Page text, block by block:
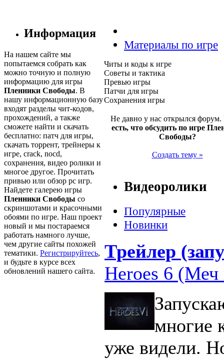
Информация
На нашем сайте мы
попытаемся собрать как
можно точную и полную
информацию для игры
Пленники Свободы. В
нашу информационную базу
входят разделы чит-кодов,
прохождений, а также
сможете найти и скачать
бесплатно: патч для игры,
скачать торрент, трейнеры к
игре, crack, nocd,
сохранения, видео ролики и
многое другое. Прочитать
привью или обзор pc игр.
Найдете галерею игры
Пленники Свободы со
скриншотами и красочными
обоями по игре. Наш проект
новый и мы постараемся
работать намного лучше,
чем другие сайты похожей
тематики. Регистрируйтесь,
и будьте в курсе всех
обновлений нашего сайта.
Материалы по игре
Читы и коды к игре
Советы и тактика
Превью игры
Патчи для игры
Сохранения игры
Не давно у нас открылся форум.
есть, что обсудить по игре
Свободы?
Создать тему »
Видеоролики
Популярные
Новинки
Трейлер
Heroes 6 (Меч
многие
уже видели.